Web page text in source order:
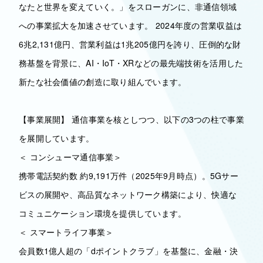
なたと世界を変えていく。」をスローガンに、非通信領域
への事業拡大を加速させています。 2024年度の営業収益は
6兆2,131億円、営業利益は1兆205億円を誇り、圧倒的な財
務基盤を背景に、AI・IoT・XRなどの最先端技術を活用した
新たな社会価値の創造に取り組んでいます。
【事業展開】 通信事業を核としつつ、以下の3つの柱で事業
を展開しています。
＜ コンシューマ通信事業＞
携帯電話契約数 約9,191万件（2025年9月時点）。5Gサー
ビスの展開や、高品質なネットワーク構築により、快適な
コミュニケーション環境を提供しています。
＜ スマートライフ事業＞
会員数1億人超の「dポイントクラブ」を基盤に、金融・決